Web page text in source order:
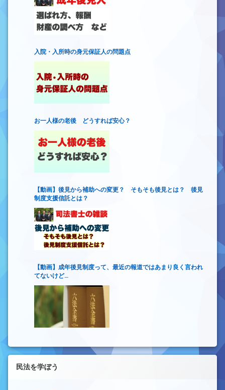
入院・入所時の身元保証人の問題点
お一人様の老後 どうすれば安心？
【動画】後見から補助への変更？ そもそも後見とは？ 後見
制度支援信託とは？
【動画】成年後見制度って、最近の報道ではあまり良く言われ
てないけど…
民法を学ぼう